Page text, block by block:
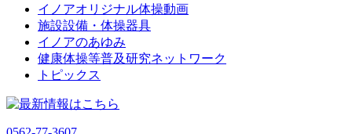
イノアオリジナル体操動画
施設設備・体操器具
イノアのあゆみ
健康体操等普及研究ネットワーク
トピックス